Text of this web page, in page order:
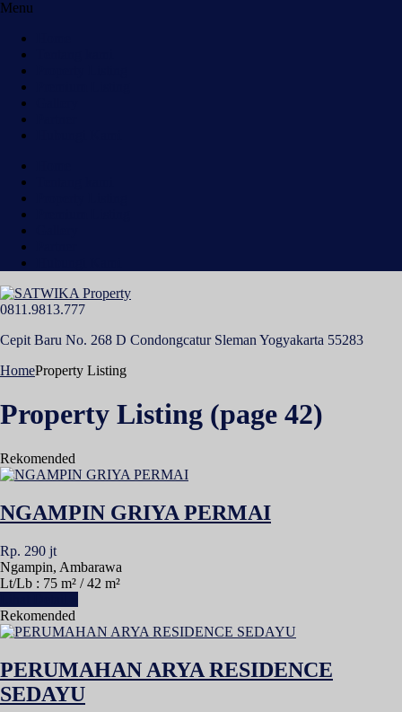
Menu
0811.9813.777
Cepit Baru No. 268 D Condongcatur Sleman Yogyakarta 55283
HomeProperty Listing
Property Listing (page 42)
Rekomended
NGAMPIN GRIYA PERMAI
Rp. 290 jt
Ngampin, Ambarawa
Lt/Lb : 75 m² / 42 m²
Rekomended
PERUMAHAN ARYA RESIDENCE
SEDAYU